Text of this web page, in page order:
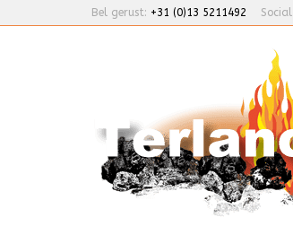
Bel gerust: +31 (0)13 5211492